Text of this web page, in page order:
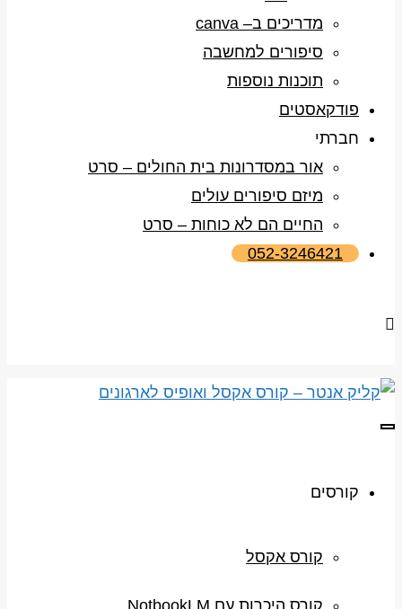
מדריכים ב– canva
סיפורים למחשבה
תוכנות נוספות
פודקאסטים
חברתי
אור במסדרונות בית החולים – סרט
מיזם סיפורים עולים
החיים הם לא כוחות – סרט
052-3246421
תפריט
קורסים
קורס אקסל
קורס היכרות עם NotbookLM